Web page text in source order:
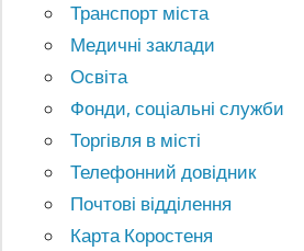
Транспорт міста
Медичні заклади
Освіта
Фонди, соціальні служби
Торгівля в місті
Телефонний довідник
Почтові відділення
Карта Коростеня